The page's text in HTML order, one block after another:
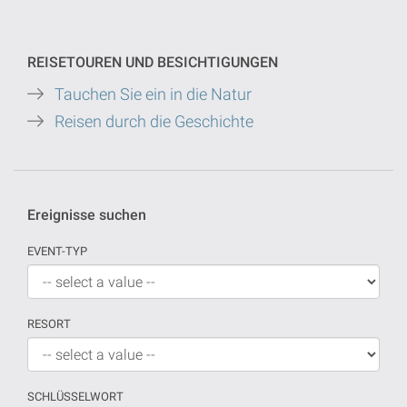
REISETOUREN UND BESICHTIGUNGEN
Tauchen Sie ein in die Natur
Reisen durch die Geschichte
Ereignisse suchen
EVENT-TYP
RESORT
SCHLÜSSELWORT